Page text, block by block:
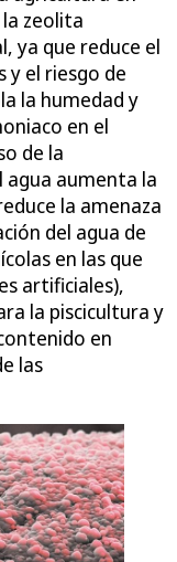
zeolita
ya que reduce el
y el riesgo de
la humedad y
en el
de la
agua aumenta la
la amenaza
del agua de
en las que
artificiales),
la piscicultura y
en
las